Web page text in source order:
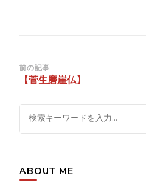
投
稿
ナ
ビ
ゲ
シ
前の記事
【菅生磨崖仏】
な
に
探
ABOUT ME